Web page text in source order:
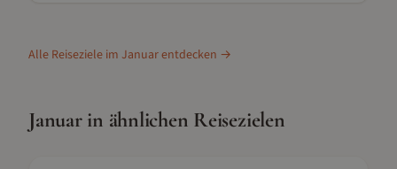
Alle Reiseziele im Januarentdecken →
Januarin ähnlichen Reisezielen